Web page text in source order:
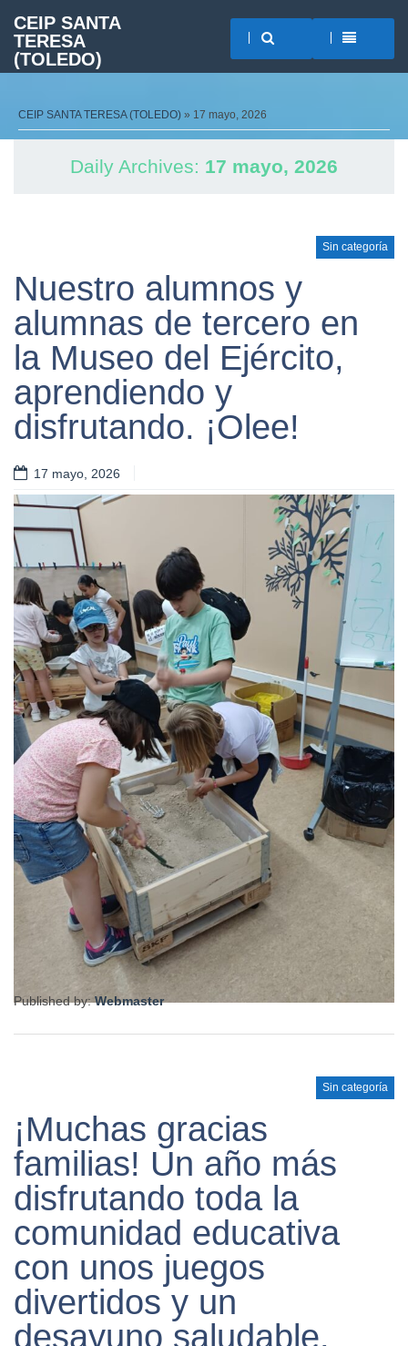
CEIP SANTA
TERESA
(TOLEDO)
CEIP SANTA TERESA (TOLEDO) » 17 mayo, 2026
Daily Archives: 17 mayo, 2026
Sin categoría
Nuestro alumnos y
alumnas de tercero en
la Museo del Ejército,
aprendiendo y
disfrutando. ¡Olee!
17 mayo, 2026
Published by:Webmaster
Sin categoría
¡Muchas gracias
familias! Un año más
disfrutando toda la
comunidad educativa
con unos juegos
divertidos y un
desayuno saludable.